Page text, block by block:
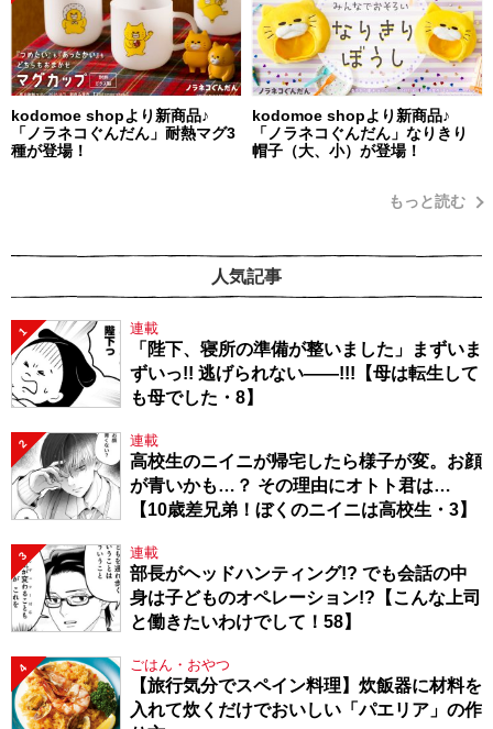
kodomoe shopより新商品♪
「ノラネコぐんだん」耐熱マグ3
種が登場！
kodomoe shopより新商品♪
「ノラネコぐんだん」なりきり
帽子（大、小）が登場！
もっと読む
人気記事
1 連載
「陛下、寝所の準備が整いました」まずいま
ずいっ!! 逃げられない――!!!【母は転生して
も母でした・8】
2 連載
高校生のニイニが帰宅したら様子が変。お顔
が青いかも…？ その理由にオトト君は…
【10歳差兄弟！ぼくのニイニは高校生・3】
3 連載
部長がヘッドハンティング!? でも会話の中
身は子どものオペレーション!?【こんな上司
と働きたいわけでして！58】
4 ごはん・おやつ
【旅行気分でスペイン料理】炊飯器に材料を
入れて炊くだけでおいしい「パエリア」の作